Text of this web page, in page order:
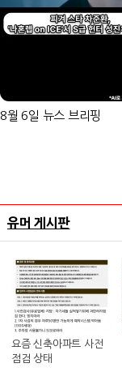
8월 6일 뉴스 브리핑
유머 게시판
요즘 신축아파트 사전
점검 상태